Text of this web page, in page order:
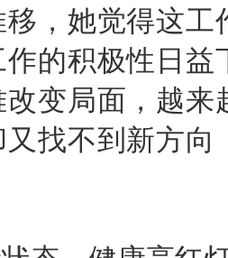
，她觉得这工
的积极性日益
变局面，越来
找不到新方向